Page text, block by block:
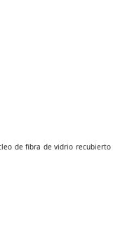
de fibra de vidrio